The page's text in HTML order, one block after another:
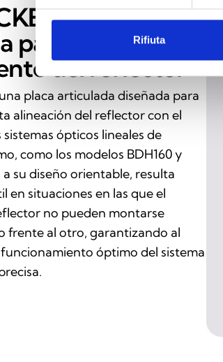
Rifiuta
placa
el
del reflector
una placa articulada diseñada para
alineación del reflector con el
ópticos lineales de
como los modelos BDH160 y
a su diseño orientable, resulta
en situaciones en las que el
no pueden montarse
frente al otro, garantizando al
óptimo del sistema